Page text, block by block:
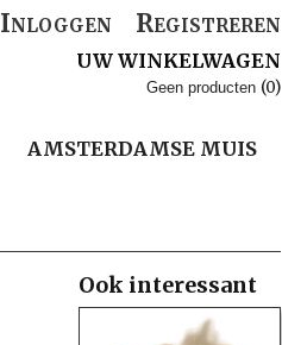
Inloggen Registreren
UW WINKELWAGEN
Geen producten (0)
AMSTERDAMSE MUIS
Ook interessant